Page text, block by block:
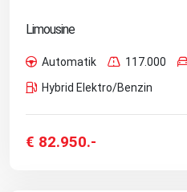
Limousine
Automatik 117.000
Hybrid Elektro/Benzin
€ 82.950.-